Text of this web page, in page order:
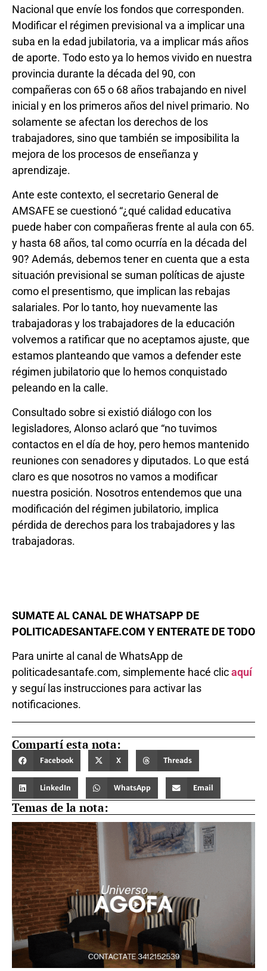
Nacional que envíe los fondos que corresponden.
Modificar el régimen previsional va a implicar una
suba en la edad jubilatoria, va a implicar más años
de aporte. Todo esto ya lo hemos vivido en nuestra
provincia durante la década del 90, con
compañeras con 65 o 68 años trabajando en nivel
inicial y en los primeros años del nivel primario. No
solamente se afectan los derechos de los
trabajadores, sino que también se imposibilita la
mejora de los procesos de enseñanza y
aprendizaje.
Ante este contexto, el secretario General de
AMSAFE se cuestionó “¿qué calidad educativa
puede haber con compañeras frente al aula con 65.
y hasta 68 años, tal como ocurría en la década del
90? Además, debemos tener en cuenta que a esta
situación previsional se suman políticas de ajuste
como el presentismo, que implican las rebajas
salariales. Por lo tanto, hoy nuevamente las
trabajadoras y los trabajadores de la educación
volvemos a ratificar que no aceptamos ajuste, que
estamos planteando que vamos a defender este
régimen jubilatorio que lo hemos conquistado
peleando en la calle.
Consultado sobre si existió diálogo con los
legisladores, Alonso aclaró que “no tuvimos
contactos en el día de hoy, pero hemos mantenido
reuniones con senadores y diputados. Lo que está
claro es que nosotros no vamos a modificar
nuestra posición. Nosotros entendemos que una
modificación del régimen jubilatorio, implica
pérdida de derechos para los trabajadores y las
trabajadoras.
SUMATE AL CANAL DE WHATSAPP DE
POLITICADESANTAFE.COM Y ENTERATE DE TODO
Para unirte al canal de WhatsApp de
politicadesantafe.com, simplemente hacé clicaquí
y seguí las instrucciones para activar las
notificaciones.
Compartí esta nota:
Facebook X Threads
LinkedIn WhatsApp Email
Temas de la nota: